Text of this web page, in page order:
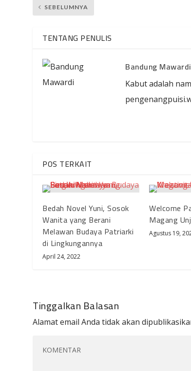
SEBELUMNYA
TENTANG PENULIS
Bandung Mawardi
Kabut adalah
POS TERKAIT
Bedah Novel Yuni, Sosok
Wanita yang Berani
Melawan Budaya Patriarki
di Lingkungannya
April 24, 2022
Welcome
Magang
Agustus 19,
Tinggalkan Balasan
Alamat email Anda tidak akan